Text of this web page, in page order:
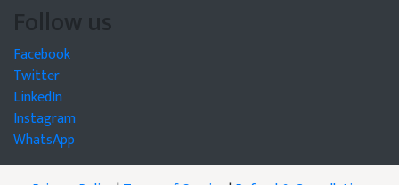
Follow us
Facebook
Twitter
LinkedIn
Instagram
WhatsApp